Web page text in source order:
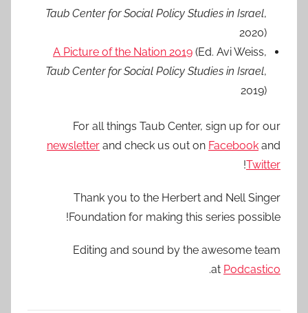
Taub Center for Social Policy Studies in Israel,
2020)
A Picture of the Nation 2019 (Ed. Avi Weiss,
Taub Center for Social Policy Studies in Israel,
2019)
For all things Taub Center, sign up for our
newsletter and check us out on Facebook and
Twitter
!
Thank you to the Herbert and Nell Singer
Foundation for making this series possible!
Editing and sound by the awesome team
at Podcastico
.